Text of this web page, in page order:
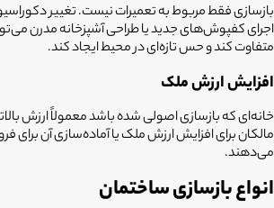
بازسازی فقط مربوط به تعمیرات نیست. تغییر
اجرای کفپوش‌های جدید یا طراحی آشپزخانه مدرن
متفاوت کند و حس تازه‌ای در محیط ایجاد کند.
افزایش ارزش ملک
خانه‌ای که بازسازی اصولی شده باشد معمولاً ارزش
مالکان برای افزایش ارزش ملک یا آماده‌سازی آن برای
می‌دهند.
انواع بازسازی ساختمان